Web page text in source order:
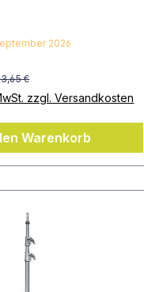
2026
€
zzgl. Versandkosten
Warenkorb